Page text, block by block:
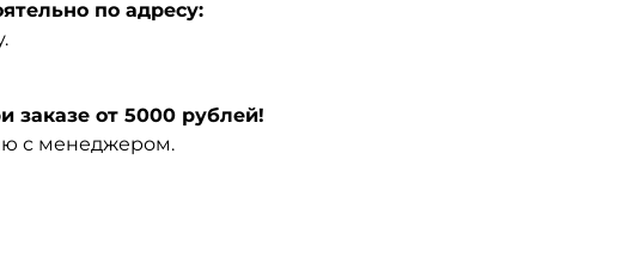
по адресу:
от 5000 рублей!
с менеджером.